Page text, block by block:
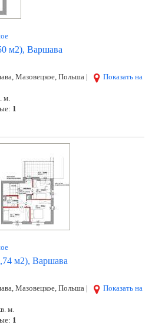
м2), Варшава
Мазовецкое, Польша |
Показать на
м.
1
м2), Варшава
Мазовецкое, Польша |
Показать на
м.
1